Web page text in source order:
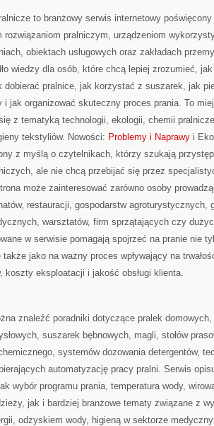
to branżowy serwis internetowy
rozwiązaniom pralniczym, urządzeniom
obiektach usługowych oraz zakładach
wiedzy dla osób, które chcą lepiej zrozumieć, jak
dobierać pralnice, jak korzystać z suszarek, jak
i jak organizować skuteczny proces prania. To
z tematyką technologii, ekologii, chemii
tekstyliów. Nowości: Problemy i Naprawy i
z myślą o czytelnikach, którzy szukają
ale nie chcą przebijać się przez
może zainteresować zarówno osoby
restauracji, gospodarstw agroturystycznych,
warsztatów, firm sprzątających czy
w serwisie pomagają spojrzeć na pranie nie
jako na ważny proces wpływający na
koszty eksploatacji i jakość obsługi klienta.
znaleźć poradniki dotyczące pralek domowych,
suszarek bębnowych, magli, stołów
systemów dozowania detergentów,
automatyzację pracy pralni. Serwis
wybór programu prania, temperatura wody,
jak i bardziej branżowe tematy związane z
odzyskiem wody, higieną w sektorze